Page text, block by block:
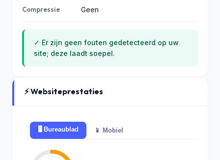
Compressie Geen
✓ Er zijn geen fouten gedetecteerd op uw
site; deze laadt soepel.
⚡ Websiteprestaties
🖥️ Bureaublad 📱 Mobiel